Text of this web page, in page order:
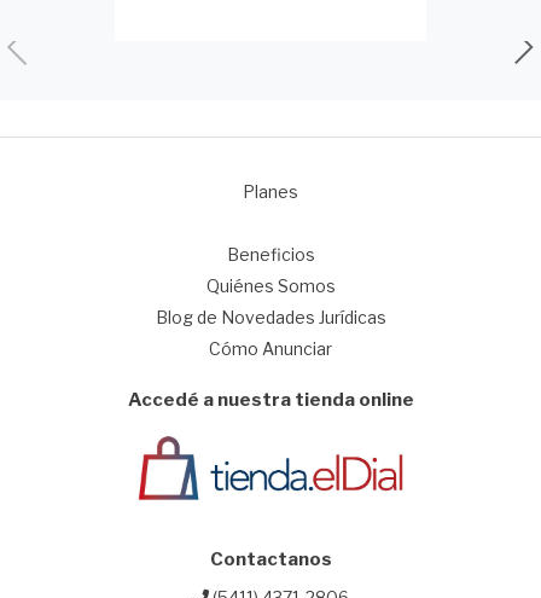
Planes
Beneficios
Quiénes Somos
Blog de Novedades Jurídicas
Cómo Anunciar
Accedé a nuestra tienda online
Contactanos